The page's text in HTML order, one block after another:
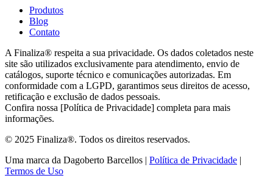
Produtos
Blog
Contato
A Finaliza® respeita a sua privacidade. Os dados coletados neste
site são utilizados exclusivamente para atendimento, envio de
catálogos, suporte técnico e comunicações autorizadas. Em
conformidade com a LGPD, garantimos seus direitos de acesso,
retificação e exclusão de dados pessoais.
Confira nossa [Política de Privacidade] completa para mais
informações.
© 2025 Finaliza®. Todos os direitos reservados.
Uma marca da Dagoberto Barcellos | Política de Privacidade |
Termos de Uso